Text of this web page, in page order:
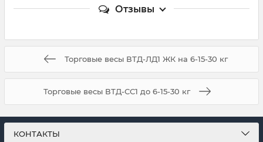
Отзывы
Торговые весы ВТД-ЛД1 ЖК на 6-15-30 кг
Торговые весы ВТД-СС1 до 6-15-30 кг
КОНТАКТЫ